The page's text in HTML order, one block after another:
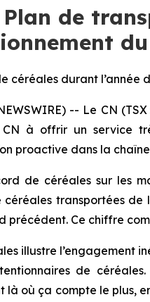
de
céréales durant l’année
-- Le CN
à offrir un service
proactive dans la
de céréales sur les
transportées de
précédent. Ce chiffre
illustre l’engagement
de
là où ça compte le plus,